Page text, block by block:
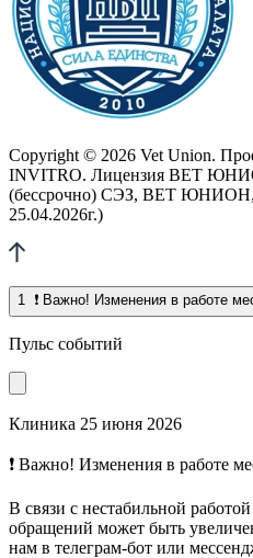
Copyright © 2026 Vet Union.
INVITRO. Лицензия ВЕТ
(бессрочно) СЭЗ, ВЕТ ЮНИОН,
25.04.2026г.)
1 ❗ Важно! Изменения в работе
Пульс событий
Клиника 25 июня 2026
❗ Важно! Изменения в работе
В связи с нестабильной
обращений может быть
нам в телеграм-бот или